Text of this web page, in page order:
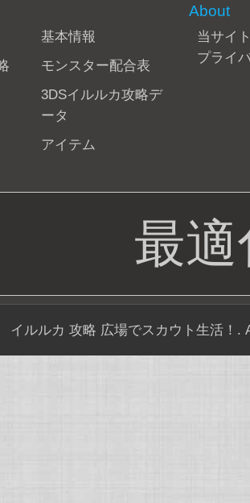
基本情報
モンスター配合表
3DSイルルカ攻略デ
ータ
アイテム
About
当サイ
プライ
最
ルルカ 攻略 広場でスカウト生活！ .